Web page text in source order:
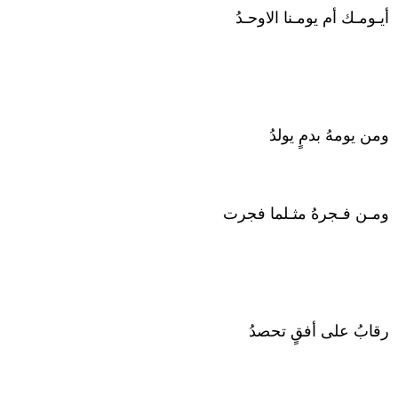
أيـومـك أم يومـنا الاوحـدُ
ومن يومهُ بدمٍ يولدُ
ومـن فـجرهُ مثـلما فجرت
رقابُ على أفقٍ تحصدُ